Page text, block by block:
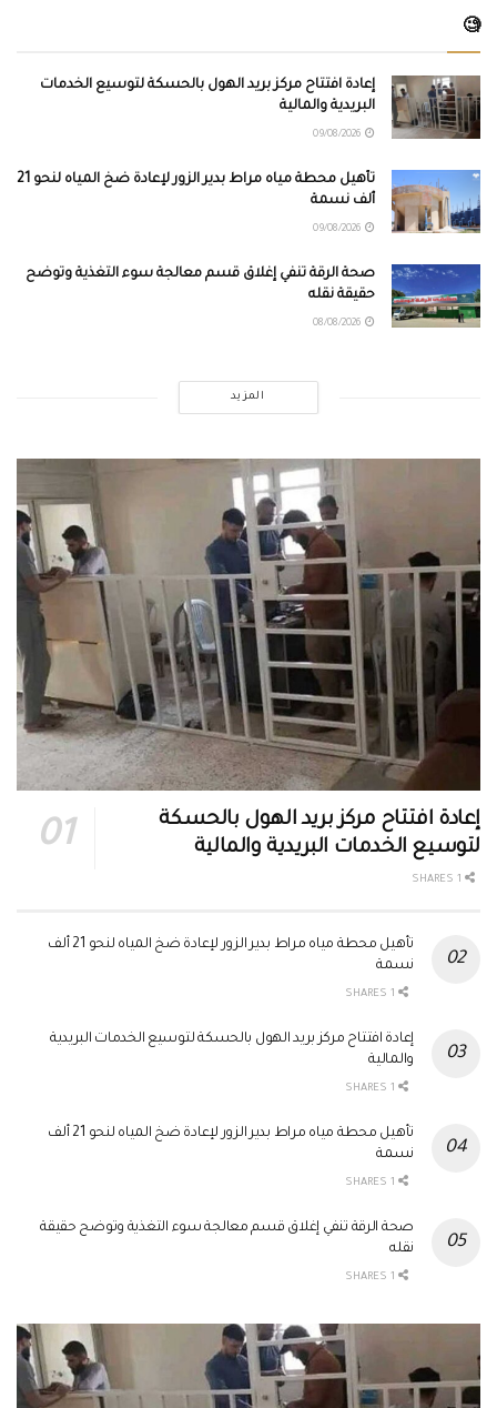
🧐
إعادة افتتاح مركز بريد الهول بالحسكة لتوسيع الخدمات
البريدية والمالية
تأهيل محطة مياه مراط بدير الزور لإعادة ضخ المياه لنحو 21
ألف نسمة
صحة الرقة تنفي إغلاق قسم معالجة سوء التغذية وتوضح
حقيقة نقله
المزيد
إعادة افتتاح مركز بريد الهول بالحسكة
لتوسيع الخدمات البريدية والمالية
تأهيل محطة مياه مراط بدير الزور لإعادة ضخ المياه لنحو 21 ألف
نسمة
إعادة افتتاح مركز بريد الهول بالحسكة لتوسيع الخدمات البريدية
والمالية
تأهيل محطة مياه مراط بدير الزور لإعادة ضخ المياه لنحو 21 ألف
نسمة
صحة الرقة تنفي إغلاق قسم معالجة سوء التغذية وتوضح حقيقة
نقله